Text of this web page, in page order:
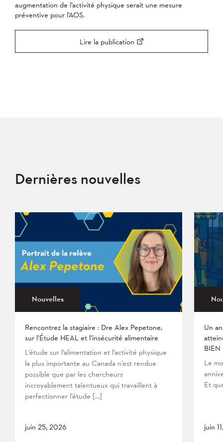
augmentation de l’activité physique serait une mesure
préventive pour l’AOS.
Lire la publication
Dernières nouvelles
Nouvelles
Rencontrez la stagiaire : Dre Alex Pepetone,
sur l’Étude HEAL et l’insécurité alimentaire
L’étude sur l’alimentation et l’activité physique
la plus importante au Canada n’est rendue
possible que par les chercheurs
incroyablement talentueux qui travaillent à
perfectionner l’étude […]
juin 25, 2026
Un
BIEN
Le
Et
juin